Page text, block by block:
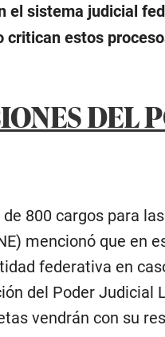
el sistema judicial
estos
DEL
800 cargos para
mencionó que en
federativa en
del Poder Judicial
vendrán con su